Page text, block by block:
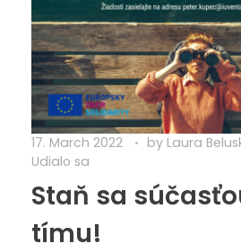
17. March 2022 by Laura
Udialo sa
Staň sa
tímu!